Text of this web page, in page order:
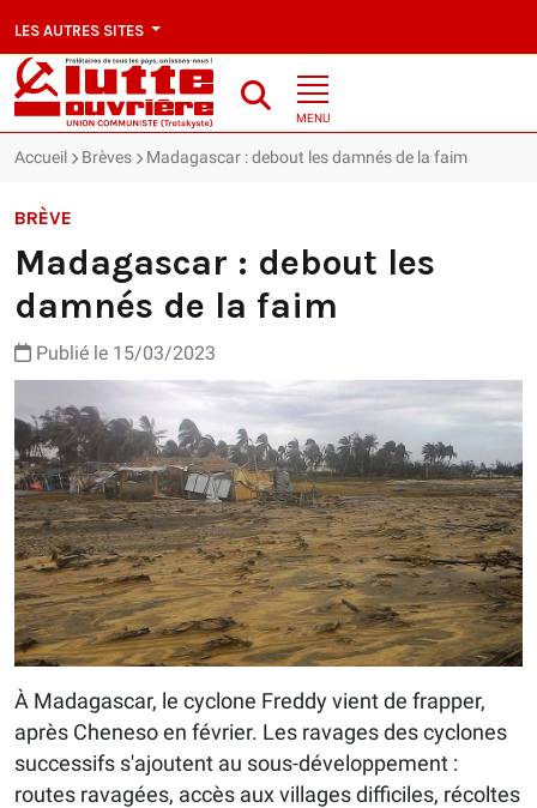
LES AUTRES SITES
MENU
Accueil Brèves Madagascar : debout les damnés de la faim
BRÈVE
Madagascar : debout les
damnés de la faim
Publié le 15/03/2023
À Madagascar, le cyclone Freddy vient de frapper,
après Cheneso en février. Les ravages des cyclones
successifs s'ajoutent au sous-développement :
routes ravagées, accès aux villages difficiles, récoltes